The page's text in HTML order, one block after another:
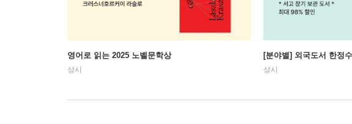
영어로 읽는 2025 노벨문학상
상시
[분야별] 외국도서 한정
상시